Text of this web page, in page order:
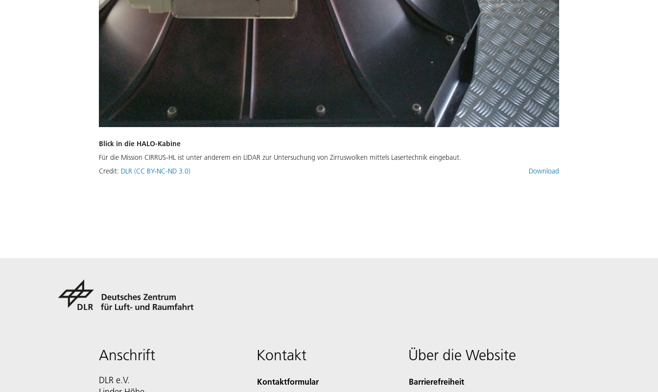
Blick in die HALO-Kabine
Für die Mission CIRRUS-HL ist unter anderem ein LIDAR zur Untersuchung von Zirruswolken mittels Lasertechnik eingebaut.
Credit: DLR (CC BY-NC-ND 3.0) Download
Anschrift
DLR e.V.
Kontakt
Kontaktformular
Über die Website
Barrierefreiheit